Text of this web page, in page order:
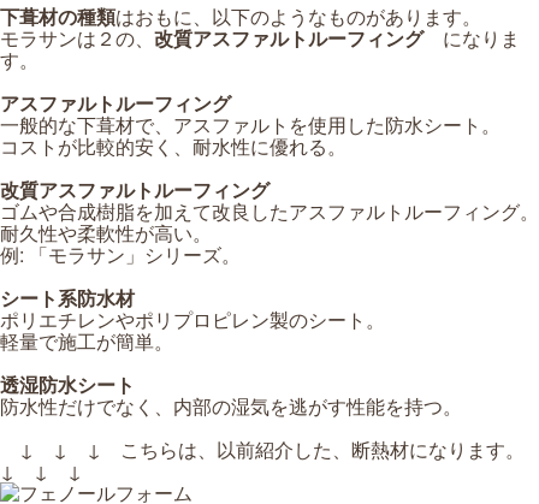
下葺材の種類はおもに、以下のようなものがあります。
モラサンは２の、 改質アスファルトルーフィングになりま
す。
アスファルトルーフィング
一般的な下葺材で、アスファルトを使用した防水シート。
コストが比較的安く、耐水性に優れる。
改質アスファルトルーフィング
ゴムや合成樹脂を加えて改良したアスファルトルーフィング。
耐久性や柔軟性が高い。
例: 「モラサン」シリーズ。
シート系防水材
ポリエチレンやポリプロピレン製のシート。
軽量で施工が簡単。
透湿防水シート
防水性だけでなく、内部の湿気を逃がす性能を持つ。
↓ ↓ ↓ こちらは、以前紹介した、断熱材になります。
↓ ↓ ↓